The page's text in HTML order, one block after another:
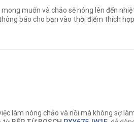
muốn và chảo sẽ nóng lên đến
báo cho bạn vào thời điểm thích
làm nóng chảo và nồi mà không sợ